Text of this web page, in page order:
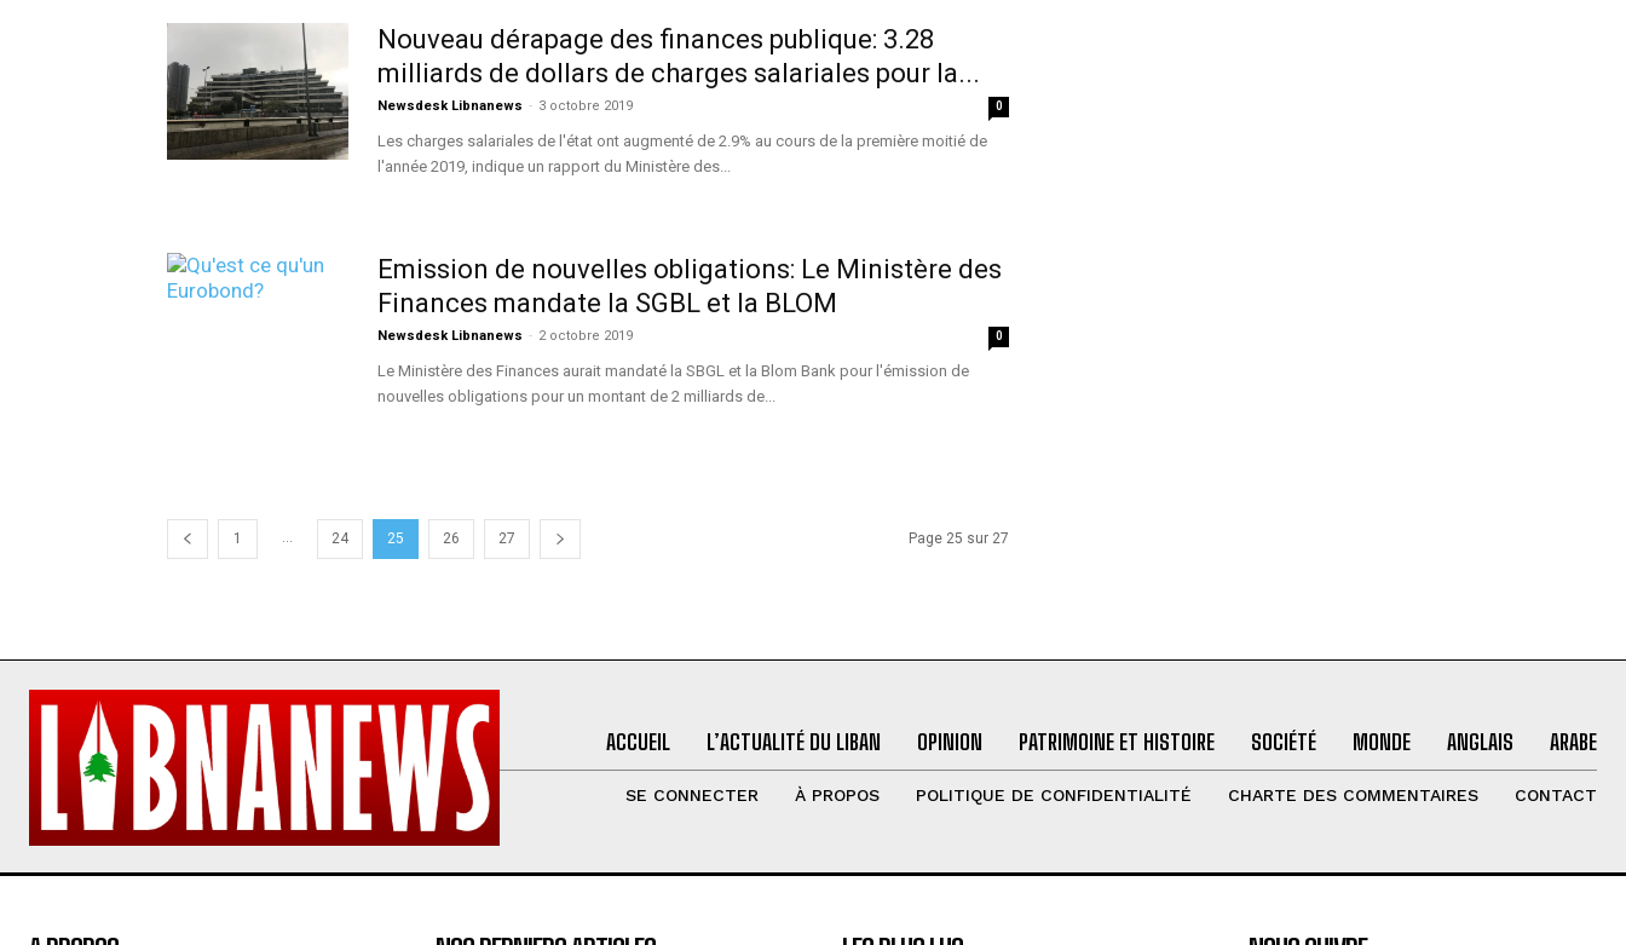
Nouveau dérapage des finances publique: 3.28
milliards de dollars de charges salariales pour la...
Newsdesk Libnanews - 3 octobre 2019 0
Les charges salariales de l'état ont augmenté de 2.9% au cours de la première moitié de
l'année 2019, indique un rapport du Ministère des...
Emission de nouvelles obligations: Le Ministère des
Finances mandate la SGBL et la BLOM
Newsdesk Libnanews - 2 octobre 2019 0
Le Ministère des Finances aurait mandaté la SBGL et la Blom Bank pour l'émission de
nouvelles obligations pour un montant de 2 milliards de...
1 ... 24 25 26 27 Page 25 sur 27
ACCUEIL L’ACTUALITÉ DU LIBAN OPINION PATRIMOINE ET HISTOIRE SOCIÉTÉ MONDE ANGLAIS ARABE
SE CONNECTER À PROPOS POLITIQUE DE CONFIDENTIALITÉ CHARTE DES COMMENTAIRES CONTACT